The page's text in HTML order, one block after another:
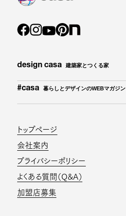
design casa 建築家とつくる家
#casa 暮らしとデザインのWEBマガジン
トップページ
会社案内
プライバシーポリシー
よくある質問（Q&A）
加盟店募集